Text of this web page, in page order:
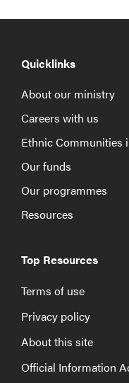
Quicklinks
About our ministry
Careers with us
Ethnic Communities
Our funds
Our programmes
Resources
Top Resources
Terms of use
Privacy policy
About this site
Official Information